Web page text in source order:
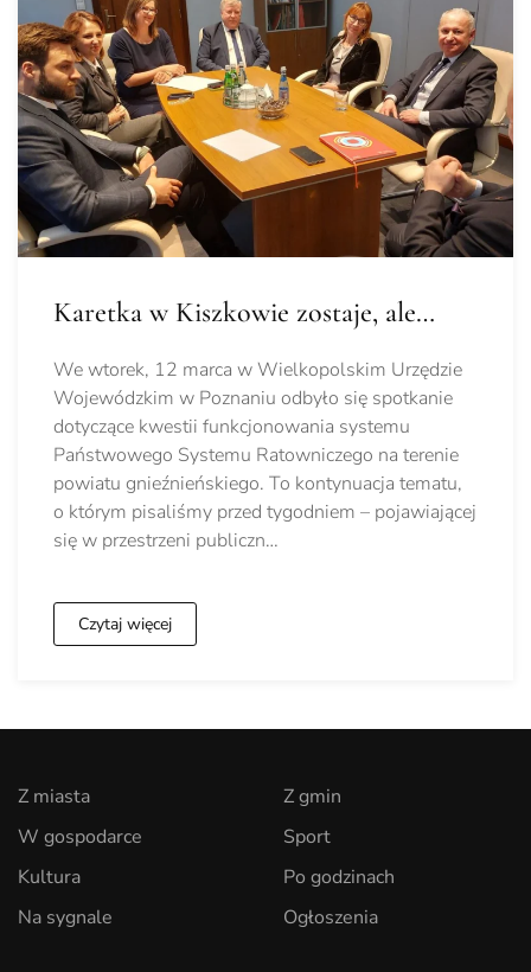
Karetka w Kiszkowie zostaje, ale…
We wtorek, 12 marca w Wielkopolskim Urzędzie
Wojewódzkim w Poznaniu odbyło się spotkanie
dotyczące kwestii funkcjonowania systemu
Państwowego Systemu Ratowniczego na terenie
powiatu gnieźnieńskiego. To kontynuacja tematu,
o którym pisaliśmy przed tygodniem – pojawiającej
się w przestrzeni publiczn…
Czytaj więcej
Z miasta
W gospodarce
Kultura
Na sygnale
Z gmin
Sport
Po godzinach
Ogłoszenia